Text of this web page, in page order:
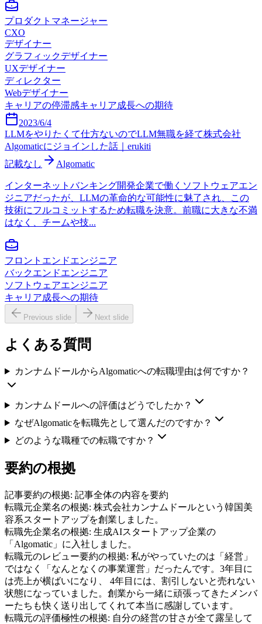
プロダクトマネージャー
CXO
デザイナー
グラフィックデザイナー
UXデザイナー
ディレクター
Webデザイナー
キャリアの停滞感キャリア成長への期待
2023/6/4
LLMをやりたくて仕方ないのでLLM無職を経て株式会社
Algomaticにジョインした話｜erukiti
記載なし
Algomatic
インターネットバンキング開発企業で働くソフトウェアエン
ジニアだったが、LLMの革命的な可能性に魅了され、この
技術にフルコミットするため転職を決意。前職に大きな不満
はなく、チームや技...
フロントエンドエンジニア
バックエンドエンジニア
ソフトウェアエンジニア
キャリア成長への期待
Previous slide Next slide
よくある質問
カンナムドールからAlgomaticへの転職理由は何ですか？
カンナムドールへの評価はどうでしたか？
なぜAlgomaticを転職先として選んだのですか？
どのような職種での転職ですか？
要約の根拠
記事要約の根拠: 記事全体の内容を要約
転職元企業名の根拠: 株式会社カンナムドールという韓国美
容系スタートアップを創業しました。
転職先企業名の根拠: 生成AIスタートアップ企業の
「Algomatic」に入社しました。
転職元のレビュー要約の根拠: 私がやっていたのは「経営」
ではなく「なんとなくの事業運営」だったんです。3年目に
は売上が横ばいになり、 4年目には、割引しないと売れない
状態になっていました。創業から一緒に頑張ってきたメンバ
ーたちも快く送り出してくれて本当に感謝しています。
転職元の評価極性の根拠: 自分の経営の甘さが全て露呈して